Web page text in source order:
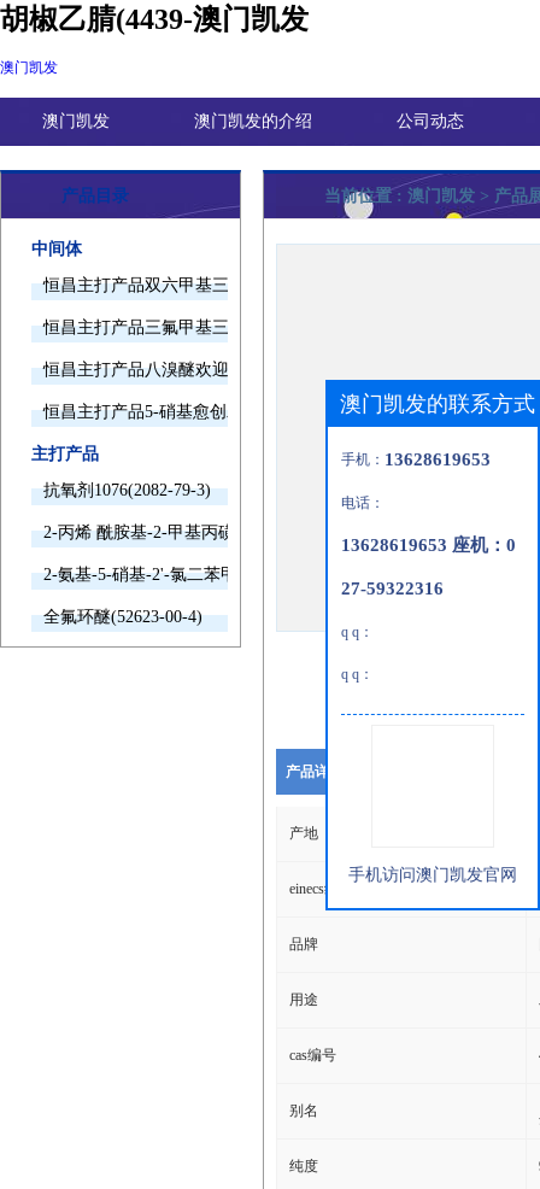
胡椒乙腈(4439-澳门凯发
澳门凯发
澳门凯发 澳门凯发的介绍 公司动态
产品目录
中间体
恒昌主打产品双六甲基三胺欢迎询价
恒昌主打产品三氟甲基三甲基硅烷欢迎询价
恒昌主打产品八溴醚欢迎询价
恒昌主打产品5-硝基愈创木酚钠欢迎询价
主打产品
抗氧剂1076(2082-79-3)
2-丙烯 酰胺基-2-甲基丙磺酸(15214-89-8)
2-氨基-5-硝基-2'-氯二苯甲酮(2011-66-7)
全氟环醚(52623-00-4)
当前位置 : 澳门凯发 > 产品
产品详细说明
产地
einecs编号
品牌
用途
cas编号
别名
纯度
澳门凯发的联系方式
手机： 13628619653
电话：
13628619653 座机：0
27-59322316
q q：
q q：
手机访问澳门凯发官网